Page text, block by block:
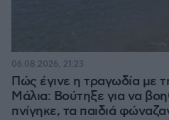
Πώς έγινε η τραγωδία με
Μάλια: Βούτηξε για να
πνίγηκε, τα παιδιά
06.08.2026, 21:23